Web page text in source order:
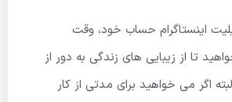
اینستاگرام حساب خود، وقت
تا از زیبایی های زندگی به دور از
اگر می خواهید برای مدتی از کار